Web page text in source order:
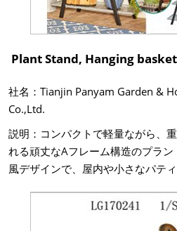
Plant Stand, Hanging
社名：Tianjin Panyam Garden &
Co.,Ltd.
説明：コンパクトで軽量ながら、
れる頑丈なAフレーム構造のプラ
風デザインで、屋内や小さなパティ